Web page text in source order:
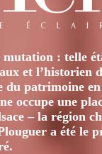
mutation : telle
et l’historien
du patrimoine
occupe une
– la région
a été le